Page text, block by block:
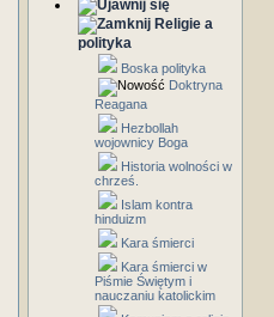
Religie a
polityka
Boska polityka
Doktryna
Reagana
Hezbollah
wojownicy Boga
Historia wolności w
chrześ.
Islam kontra
hinduizm
Kara śmierci
Kara śmierci w
Piśmie Świętym i
nauczaniu katolickim